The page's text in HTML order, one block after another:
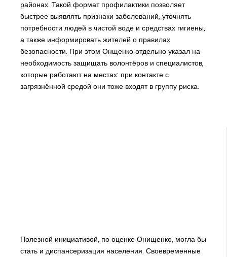
районах. Такой формат профилактики позволяет
быстрее выявлять признаки заболеваний, уточнять
потребности людей в чистой воде и средствах гигиены,
а также информировать жителей о правилах
безопасности. При этом Онщенко отдельно указал на
необходимость защищать волонтёров и специалистов,
которые работают на местах: при контакте с
загрязнённой средой они тоже входят в группу риска.
Полезной инициативой, по оценке Онищенко, могла бы
стать и диспансеризация населения. Своевременные